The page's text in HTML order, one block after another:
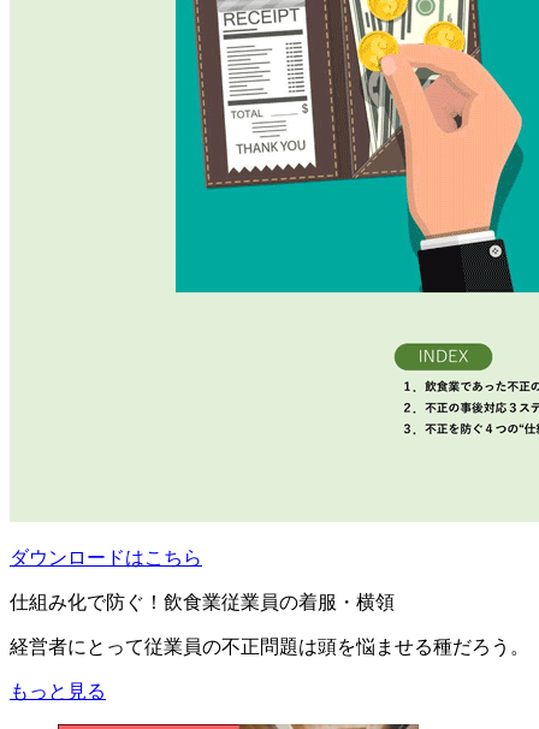
ダウンロードはこちら
仕組み化で防ぐ！飲食業従業員の着服・横領
経営者にとって従業員の不正問題は頭を悩ませる種だろう。
もっと見る